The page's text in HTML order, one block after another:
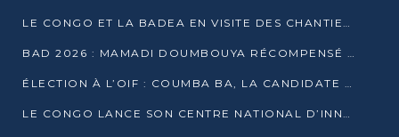
LE CONGO ET LA BADEA EN VISITE DES CHANTIERS
BAD 2026 : MAMADI DOUMBOUYA RÉCOMPENSÉ PAR LE TROPHÉE BABACAR NDIAYE À BRAZZAVILLE
ÉLECTION À L’OIF : COUMBA BA, LA CANDIDATE DISCRÈTE QUI BOUSCULE LE JEU DIPLOMATIQUE
LE CONGO LANCE SON CENTRE NATIONAL D’INNOVATION